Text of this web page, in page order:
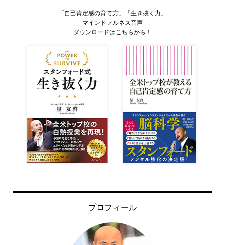
「自己肯定感の育て方」「生き抜く力」
マインドフルネス音声
ダウンロードはこちらから！
プロフィール